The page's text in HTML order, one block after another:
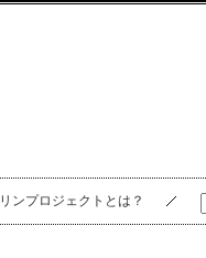
リンプロジェクトとは？